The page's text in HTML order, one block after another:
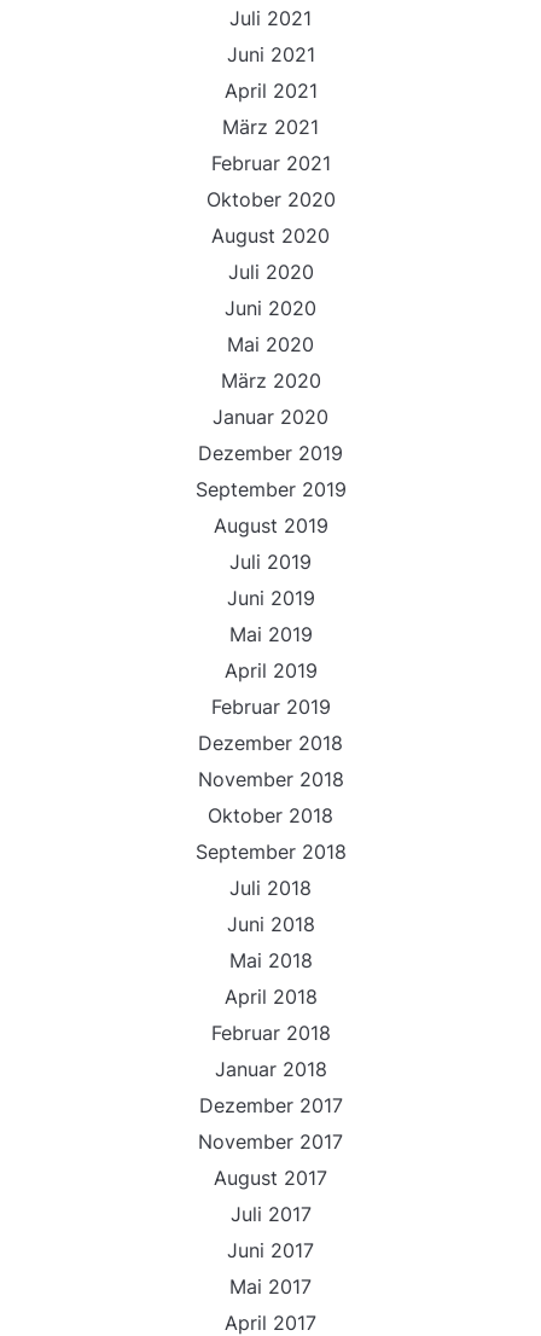
Juli 2021
Juni 2021
April 2021
März 2021
Februar 2021
Oktober 2020
August 2020
Juli 2020
Juni 2020
Mai 2020
März 2020
Januar 2020
Dezember 2019
September 2019
August 2019
Juli 2019
Juni 2019
Mai 2019
April 2019
Februar 2019
Dezember 2018
November 2018
Oktober 2018
September 2018
Juli 2018
Juni 2018
Mai 2018
April 2018
Februar 2018
Januar 2018
Dezember 2017
November 2017
August 2017
Juli 2017
Juni 2017
Mai 2017
April 2017